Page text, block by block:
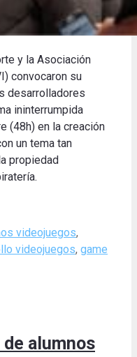
y la Asociación
convocaron su
desarrolladores
ininterrumpida
(48h) en la creación
un tema tan
propiedad
videojuegos,
videojuegos, game
alumnos